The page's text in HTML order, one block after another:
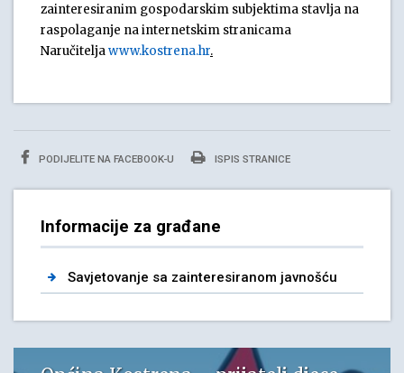
zainteresiranim gospodarskim subjektima stavlja na
raspolaganje na internetskim stranicama
Naručiteljawww.kostrena.hr.
PODIJELITE NA FACEBOOK-U ISPIS STRANICE
Informacije za građane
Savjetovanje sa zainteresiranom javnošću